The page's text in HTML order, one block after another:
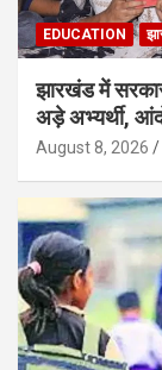
EDUCATION
झारखंड में
अड़े अभ्यर्थी,
August 8, 2026